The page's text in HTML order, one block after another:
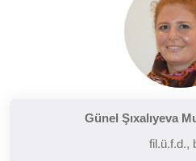
Günel Şıxalıyeva
fil.ü.f.d.,